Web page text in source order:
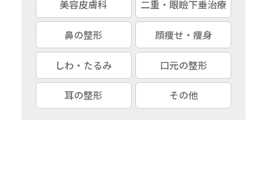
美容皮膚科 二重・眼瞼下垂治療
鼻の整形 顔痩せ・痩身
しわ・たるみ 口元の整形
耳の整形 その他